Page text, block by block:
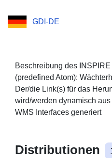
GDI-DE
Beschreibung des
(predefined Atom):
Der/die Link(s) für das
wird/werden dynamisch
WMS Interfaces generiert
Distributionen